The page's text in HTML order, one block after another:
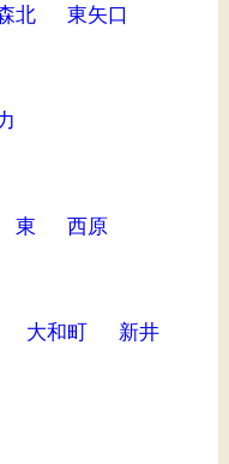
北 東矢口
東 西原
大和町
新井